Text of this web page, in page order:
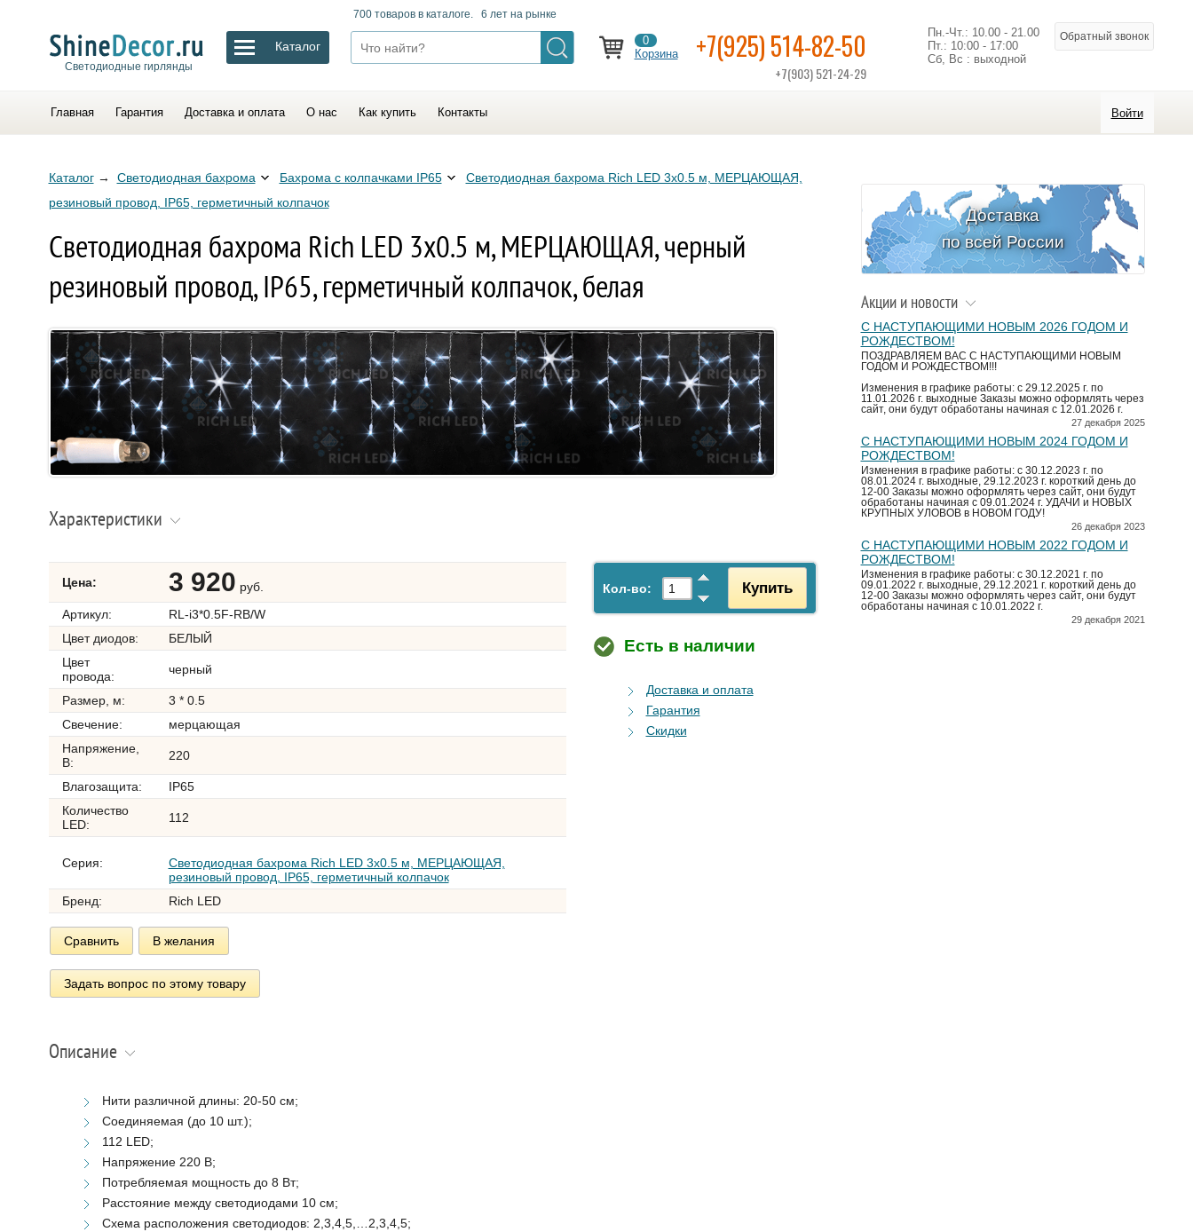
Светодиодные гирлянды
Каталог
700 товаров в каталоге. 6 лет на рынке
0
Корзина
+7(925) 514-82-50
+7(903) 521-24-29
Пн.-Чт.: 10.00 - 21.00
Пт.: 10:00 - 17:00
Сб, Вс : выходной
Обратный звонок
Главная Гарантия Доставка и оплата О нас Как купить Контакты Войти
Каталог→ Светодиодная бахрома Бахрома с колпачками IP65
Светодиодная бахрома Rich LED 3х0.5 м, МЕРЦАЮЩАЯ,
резиновый провод, IP65, герметичный колпачок
Светодиодная бахрома Rich LED 3х0.5 м, МЕРЦАЮЩАЯ, черный
резиновый провод, IP65, герметичный колпачок, белая
Характеристики
Цена: 3 920 руб.
Артикул:
RL-i3*0.5F-RB/W
Цвет диодов:
БЕЛЫЙ
Цвет
провода:
черный
Размер, м:
3 * 0.5
Свечение:
мерцающая
Напряжение,
В:
220
Влагозащита:
IP65
Количество
LED:
112
Серия:
Светодиодная бахрома Rich LED 3х0.5 м, МЕРЦАЮЩАЯ,
резиновый провод, IP65, герметичный колпачок
Бренд:
Rich LED
Сравнить В желания
Задать вопрос по этому товару
Кол-во: Купить
Есть в наличии
Доставка и оплата
Гарантия
Скидки
Описание
Нити различной длины: 20-50 см;
Соединяемая (до 10 шт.);
112 LED;
Напряжение 220 В;
Потребляемая мощность до 8 Вт;
Расстояние между светодиодами 10 см;
Схема расположения светодиодов: 2,3,4,5,…2,3,4,5;
Доставка
по всей России
Акции и новости
С НАСТУПАЮЩИМИ НОВЫМ 2026 ГОДОМ И
РОЖДЕСТВОМ!
ПОЗДРАВЛЯЕМ ВАС С НАСТУПАЮЩИМИ НОВЫМ
ГОДОМ И РОЖДЕСТВОМ!!!
Изменения в графике работы: с 29.12.2025 г. по
11.01.2026 г. выходные Заказы можно оформлять через
сайт, они будут обработаны начиная с 12.01.2026 г.
27 декабря 2025
С НАСТУПАЮЩИМИ НОВЫМ 2024 ГОДОМ И
РОЖДЕСТВОМ!
Изменения в графике работы: с 30.12.2023 г. по
08.01.2024 г. выходные, 29.12.2023 г. короткий день до
12-00 Заказы можно оформлять через сайт, они будут
обработаны начиная с 09.01.2024 г. УДАЧИ и НОВЫХ
КРУПНЫХ УЛОВОВ в НОВОМ ГОДУ!
26 декабря 2023
С НАСТУПАЮЩИМИ НОВЫМ 2022 ГОДОМ И
РОЖДЕСТВОМ!
Изменения в графике работы: с 30.12.2021 г. по
09.01.2022 г. выходные, 29.12.2021 г. короткий день до
12-00 Заказы можно оформлять через сайт, они будут
обработаны начиная с 10.01.2022 г.
29 декабря 2021